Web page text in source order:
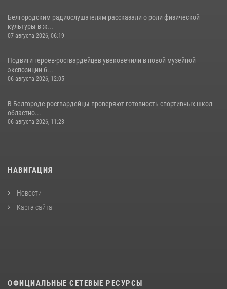
Белгородским радиослушателям рассказали о роли физической
культуры в ж...
07 августа 2026, 06:19
Подвиги героев‑росгвардейцев увековечили в новой музейной
экспозиции б...
06 августа 2026, 12:05
В Белгороде росгвардейцы проверяют готовность спортивных школ
областно...
06 августа 2026, 11:23
НАВИГАЦИЯ
Новости
Карта сайта
ОФИЦИАЛЬНЫЕ СЕТЕВЫЕ РЕСУРСЫ